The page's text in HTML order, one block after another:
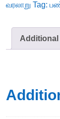
வரலாறு Tag: